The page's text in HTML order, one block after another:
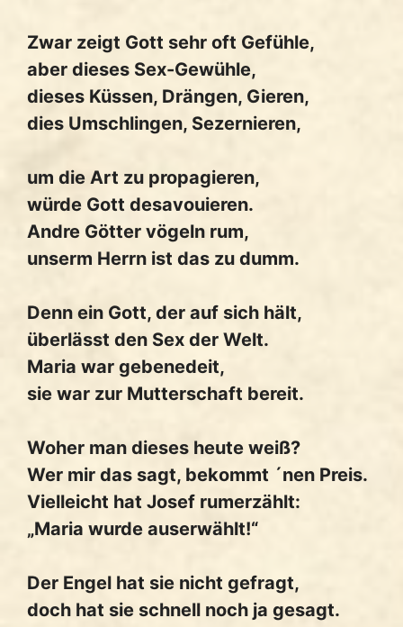
Zwar zeigt Gott sehr oft Gefühle,
aber dieses Sex-Gewühle,
dieses Küssen, Drängen, Gieren,
dies Umschlingen, Sezernieren,
um die Art zu propagieren,
würde Gott desavouieren.
Andre Götter vögeln rum,
unserm Herrn ist das zu dumm.
Denn ein Gott, der auf sich hält,
überlässt den Sex der Welt.
Maria war gebenedeit,
sie war zur Mutterschaft bereit.
Woher man dieses heute weiß?
Wer mir das sagt, bekommt ´nen Preis.
Vielleicht hat Josef rumerzählt:
„Maria wurde auserwählt!“
Der Engel hat sie nicht gefragt,
doch hat sie schnell noch ja gesagt.